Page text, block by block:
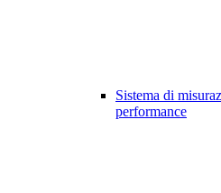
Sistema di
performance